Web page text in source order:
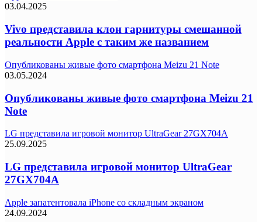
03.04.2025
Vivo представила клон гарнитуры смешанной
реальности Apple с таким же названием
Опубликованы живые фото смартфона Meizu 21 Note
03.05.2024
Опубликованы живые фото смартфона Meizu 21
Note
LG представила игровой монитор UltraGear 27GX704A
25.09.2025
LG представила игровой монитор UltraGear
27GX704A
Apple запатентовала iPhone со складным экраном
24.09.2024